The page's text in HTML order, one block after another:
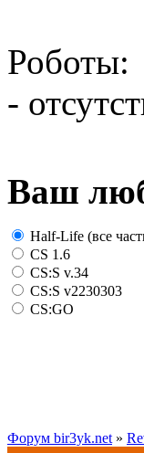
Роботы:
-
Ваш
Half-Life (все
CS 1.6
CS:S v.34
CS:S v2230303
CS:GO
Форум bir3yk.net »